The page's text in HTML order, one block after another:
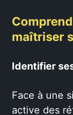
maîtriser
Identifier
Face à une
active des